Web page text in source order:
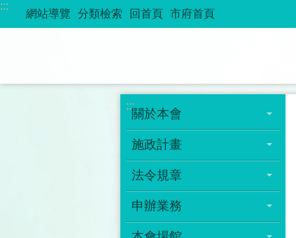
跳到主要內容區塊
:::
網站導覽 分類檢索 回首頁 市府首頁
:::
關於本會
施政計畫
法令規章
申辦業務